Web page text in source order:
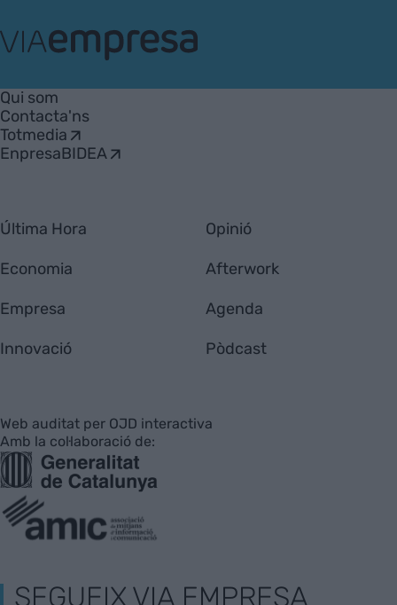
Empresa
Qui som
Contacta'ns
Totmedia
EnpresaBIDEA
Última Hora
Economia
Empresa
Innovació
Opinió
Afterwork
Agenda
Pòdcast
Web auditat per OJD interactiva
Amb la col·laboració de:
SEGUEIX VIA EMPRESA